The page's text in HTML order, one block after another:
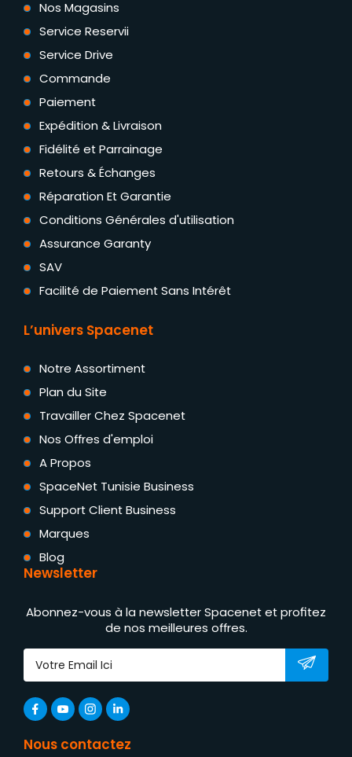
Nos Magasins
Service Reservii
Service Drive
Commande
Paiement
Expédition & Livraison
Fidélité et Parrainage
Retours & Échanges
Réparation Et Garantie
Conditions Générales d'utilisation
Assurance Garanty
SAV
Facilité de Paiement Sans Intérêt
L’univers Spacenet
Notre Assortiment
Plan du Site
Travailler Chez Spacenet
Nos Offres d'emploi
A Propos
SpaceNet Tunisie Business
Support Client Business
Marques
Blog
Newsletter
Abonnez-vous à la newsletter Spacenet et profitez
de nos meilleures offres.
Nous contactez